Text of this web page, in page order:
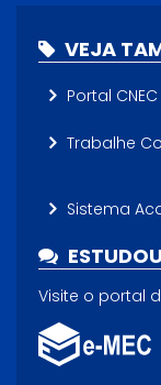
VEJA
Portal CNEC
Trabalhe
Sistema
Visite o portal